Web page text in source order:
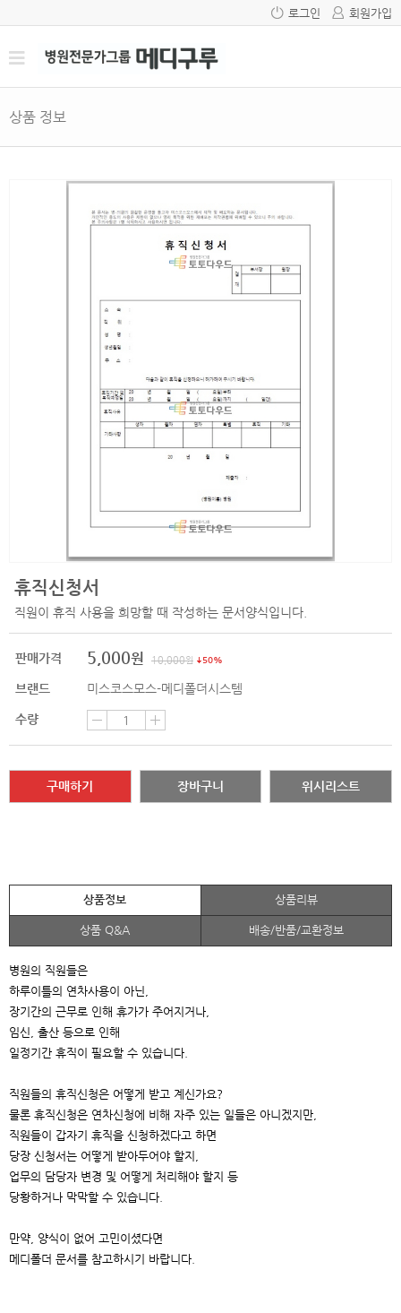
로그인 회원가입
상품 정보
휴직신청서
직원이 휴직 사용을 희망할 때 작성하는 문서양식입니다.
판매가격 5,000원 10,000원 50%
브랜드 미스코스모스-메디폴더시스템
수량
구매하기 장바구니 위시리스트
상품정보 상품리뷰
상품 Q&A 배송/반품/교환정보
병원의 직원들은
하루이틀의 연차사용이 아닌,
장기간의 근무로 인해 휴가가 주어지거나,
임신, 출산 등으로 인해
일정기간 휴직이 필요할 수 있습니다.
직원들의 휴직신청은 어떻게 받고 계신가요?
물론 휴직신청은 연차신청에 비해 자주 있는 일들은 아니겠지만,
직원들이 갑자기 휴직을 신청하겠다고 하면
당장 신청서는 어떻게 받아두어야 할지,
업무의 담당자 변경 및 어떻게 처리해야 할지 등
당황하거나 막막할 수 있습니다.
만약, 양식이 없어 고민이셨다면
메디폴더 문서를 참고하시기 바랍니다.